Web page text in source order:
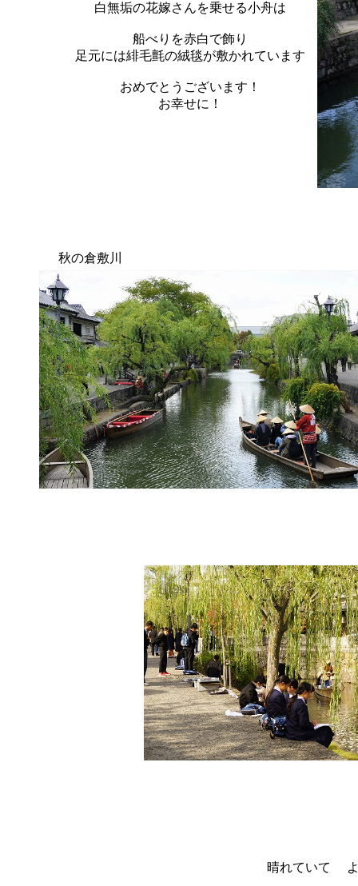
白無垢の花嫁さんを乗せる小舟は
船べりを赤白で飾り
足元には緋毛氈の絨毯が敷かれています
おめでとうございます！
お幸せに！
秋の倉敷川
晴れていて